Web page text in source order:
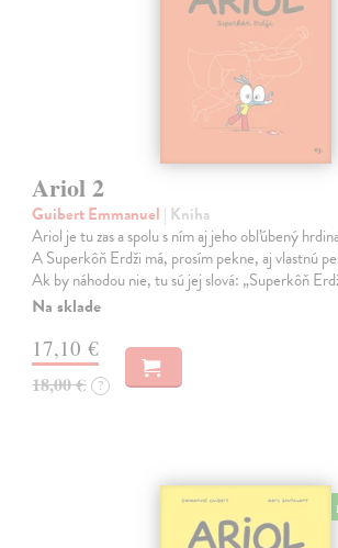
Ariol 2
Guibert Emmanuel | Kniha
Ariol je tu zas a spolu s ním aj jeho obľúbený
A Superkôň Erdži má, prosím pekne, aj vlastnú
Ak by náhodou nie, tu sú jej slová: „Superkôň
Na sklade
17,10 €
18,00 € ?